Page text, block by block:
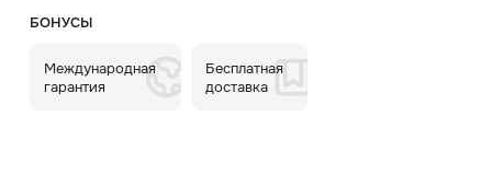
БОНУСЫ
Международная
гарантия
Бесплатная
доставка